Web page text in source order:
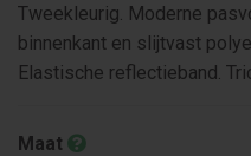
Tweekleurig. Moderne
binnenkant en slijtvast
Elastische reflectieband.
Maat